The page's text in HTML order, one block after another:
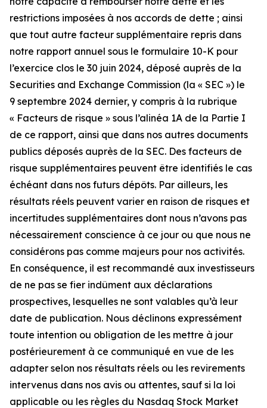
restrictions imposées à nos accords de dette ; ainsi
que tout autre facteur supplémentaire repris dans
notre rapport annuel sous le formulaire 10-K pour
l’exercice clos le 30 juin 2024, déposé auprès de la
Securities and Exchange Commission (la « SEC ») le
9 septembre 2024 dernier, y compris à la rubrique
« Facteurs de risque » sous l’alinéa 1A de la Partie I
de ce rapport, ainsi que dans nos autres documents
publics déposés auprès de la SEC. Des facteurs de
risque supplémentaires peuvent être identifiés le cas
échéant dans nos futurs dépôts. Par ailleurs, les
résultats réels peuvent varier en raison de risques et
incertitudes supplémentaires dont nous n’avons pas
nécessairement conscience à ce jour ou que nous ne
considérons pas comme majeurs pour nos activités.
En conséquence, il est recommandé aux investisseurs
de ne pas se fier indûment aux déclarations
prospectives, lesquelles ne sont valables qu’à leur
date de publication. Nous déclinons expressément
toute intention ou obligation de les mettre à jour
postérieurement à ce communiqué en vue de les
adapter selon nos résultats réels ou les revirements
intervenus dans nos avis ou attentes, sauf si la loi
applicable ou les règles du Nasdaq Stock Market